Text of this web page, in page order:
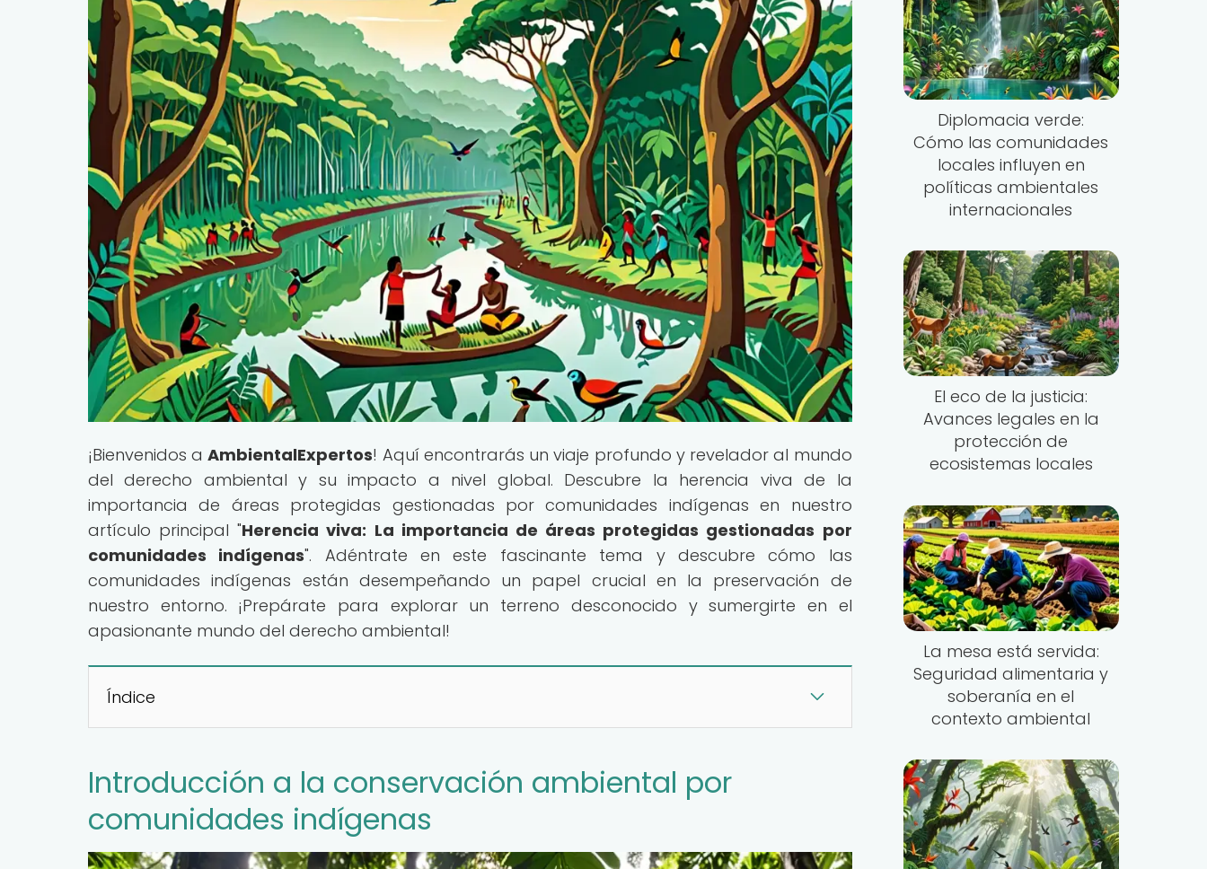
¡Bienvenidos aAmbientalExpertos! Aquí encontrarás un viaje profundo y revelador al mundo
del derecho ambiental y su impacto a nivel global. Descubre la herencia viva de la
importancia de áreas protegidas gestionadas por comunidades indígenas en nuestro
artículo principal "Herencia viva: La importancia de áreas protegidas gestionadas por
comunidades indígenas". Adéntrate en este fascinante tema y descubre cómo las
comunidades indígenas están desempeñando un papel crucial en la preservación de
nuestro entorno. ¡Prepárate para explorar un terreno desconocido y sumergirte en el
apasionante mundo del derecho ambiental!
Índice
Introducción a la conservación ambiental por
comunidades indígenas
Diplomacia verde:
Cómo las comunidades
locales influyen en
políticas ambientales
internacionales
El eco de la justicia:
Avances legales en la
protección de
ecosistemas locales
La mesa está servida:
Seguridad alimentaria y
soberanía en el
contexto ambiental